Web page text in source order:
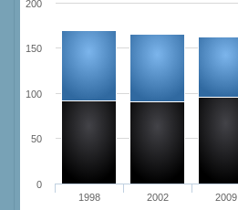
1998 2002 2009
0
50
100
150
200